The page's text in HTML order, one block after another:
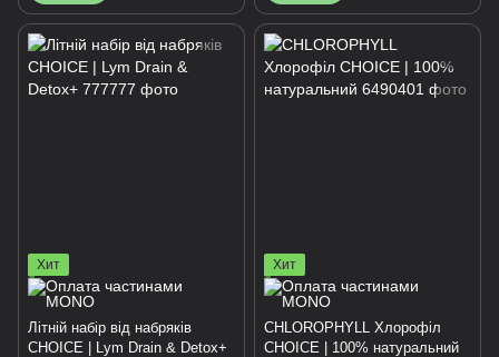
Хит
Літній набір від набряків
CHOICE | Lym Drain & Detox+
Хит
CHLOROPHYLL Хлорофіл
CHOICE | 100% натуральний